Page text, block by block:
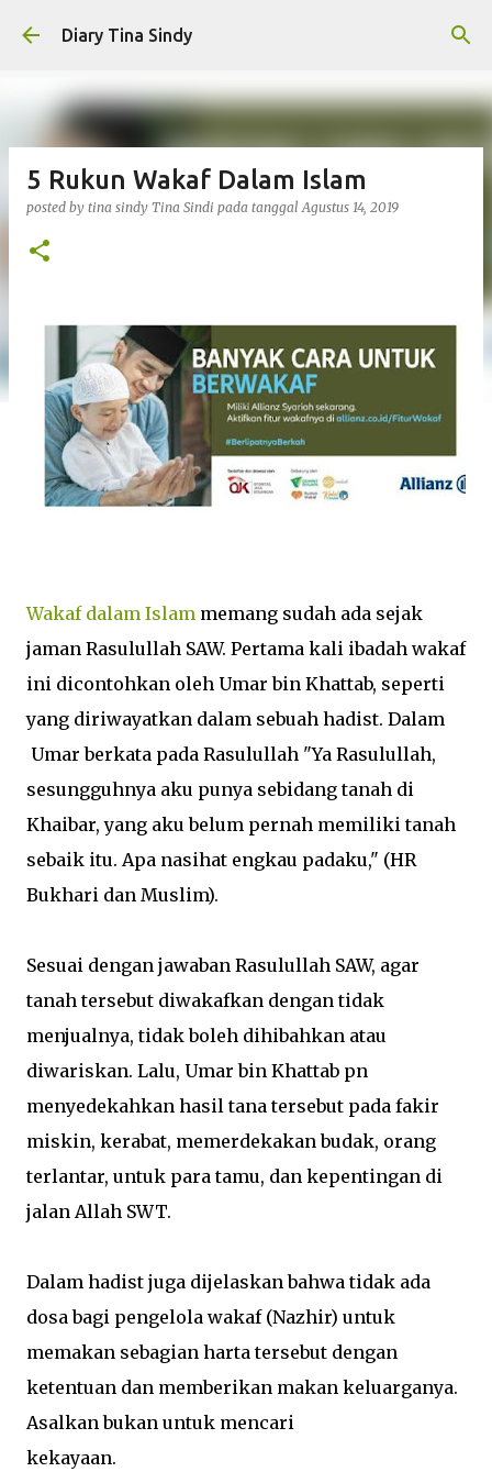
Langsung ke konten utama
Diary Tina Sindy
5 Rukun Wakaf Dalam Islam
posted by tina sindy Tina Sindi pada tanggalAgustus 14, 2019
Wakaf dalam Islam memang sudah ada sejak
jaman Rasulullah SAW. Pertama kali ibadah wakaf
ini dicontohkan oleh Umar bin Khattab, seperti
yang diriwayatkan dalam sebuah hadist. Dalam
Umar berkata pada Rasulullah "Ya Rasulullah,
sesungguhnya aku punya sebidang tanah di
Khaibar, yang aku belum pernah memiliki tanah
sebaik itu. Apa nasihat engkau padaku," (HR
Bukhari dan Muslim).
Sesuai dengan jawaban Rasulullah SAW, agar
tanah tersebut diwakafkan dengan tidak
menjualnya, tidak boleh dihibahkan atau
diwariskan. Lalu, Umar bin Khattab pn
menyedekahkan hasil tana tersebut pada fakir
miskin, kerabat, memerdekakan budak, orang
terlantar, untuk para tamu, dan kepentingan di
jalan Allah SWT.
Dalam hadist juga dijelaskan bahwa tidak ada
dosa bagi pengelola wakaf (Nazhir) untuk
memakan sebagian harta tersebut dengan
ketentuan dan memberikan makan keluarganya.
Asalkan bukan untuk mencari
kekayaan.